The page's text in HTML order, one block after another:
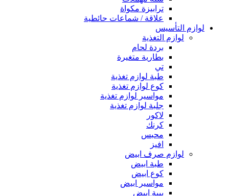
ترابيزة مكواة
علاقة / شماعات حائطية
لوازم التأسيس
لوازم التغذية
بردة لحام
بطارية متغيرة
تي
طبة لوازم تغذية
كوع لوازم تغذية
مواسير لوازم تغذية
جلبة لوازم تغذية
لاكور
كرنك
محبس
افيز
لوازم صرف ابيض
طبة ابيض
كوع ابيض
مواسير ابيض
بيبة ابيض